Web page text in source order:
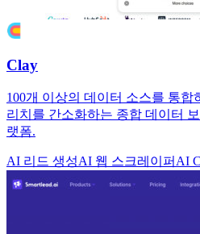
Clay
100개 이상의 데이터 소스를 통합
리치를 간소화하는 종합 데이터
랫폼.
AI 리드 생성AI 웹 스크레이퍼 AI